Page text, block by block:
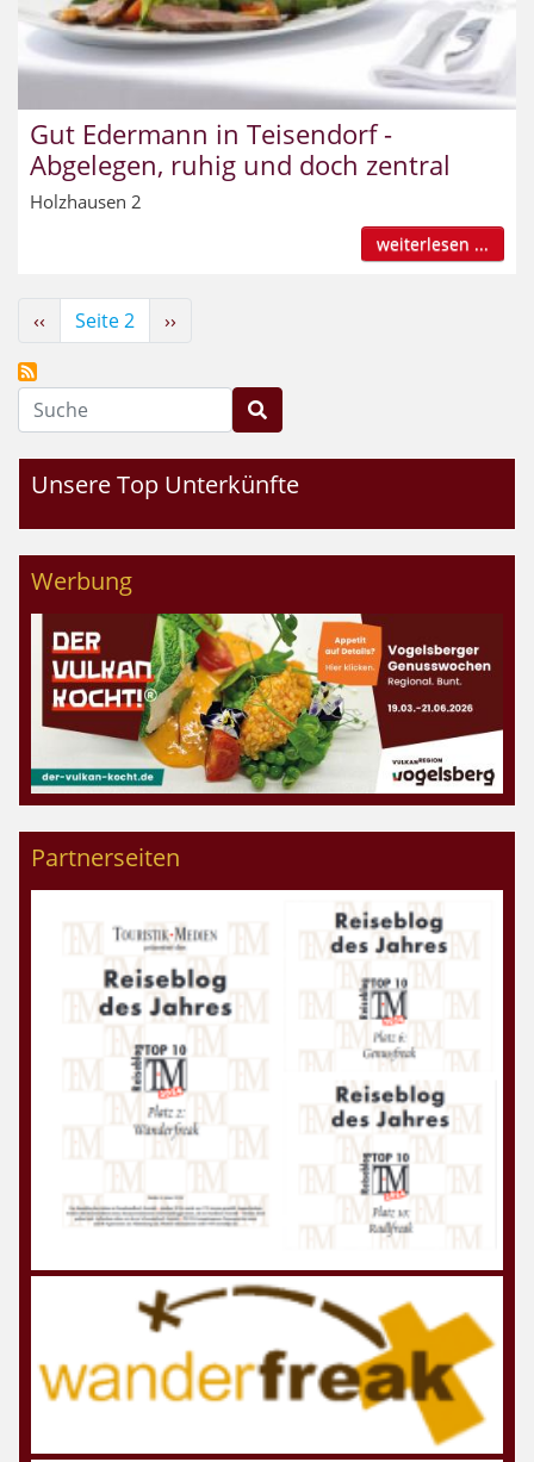
Gut Edermann in Teisendorf -
Abgelegen, ruhig und doch zentral
Holzhausen 2
weiterlesen ...
Seitennummerierung
Vorherige
Seite
‹‹ Seite 2
Nächste
››
Suche
Unsere Top Unterkünfte
Werbung
Partnerseiten